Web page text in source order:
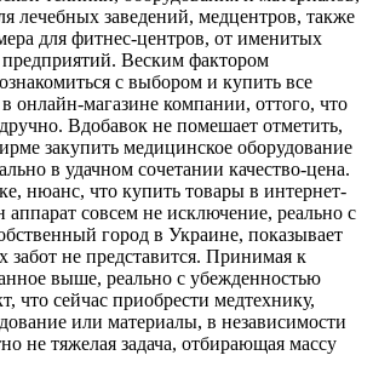
лечебных заведений, медцентров, также
для фитнес-центров, от именитых
Веским фактором
с выбором и купить все
онлайн-магазине компании, оттого, что
Вдобавок не помешает отметить,
закупить медицинское оборудование
в удачном сочетании качество-цена.
нюанс, что купить товары в интернет-
аппарат совсем не исключение, реально с
город в Украине, показывает
забот не представится. Принимая к
выше, реально с убежденностью
что сейчас приобрести медтехнику,
или материалы, в независимости
не тяжелая задача, отбирающая массу